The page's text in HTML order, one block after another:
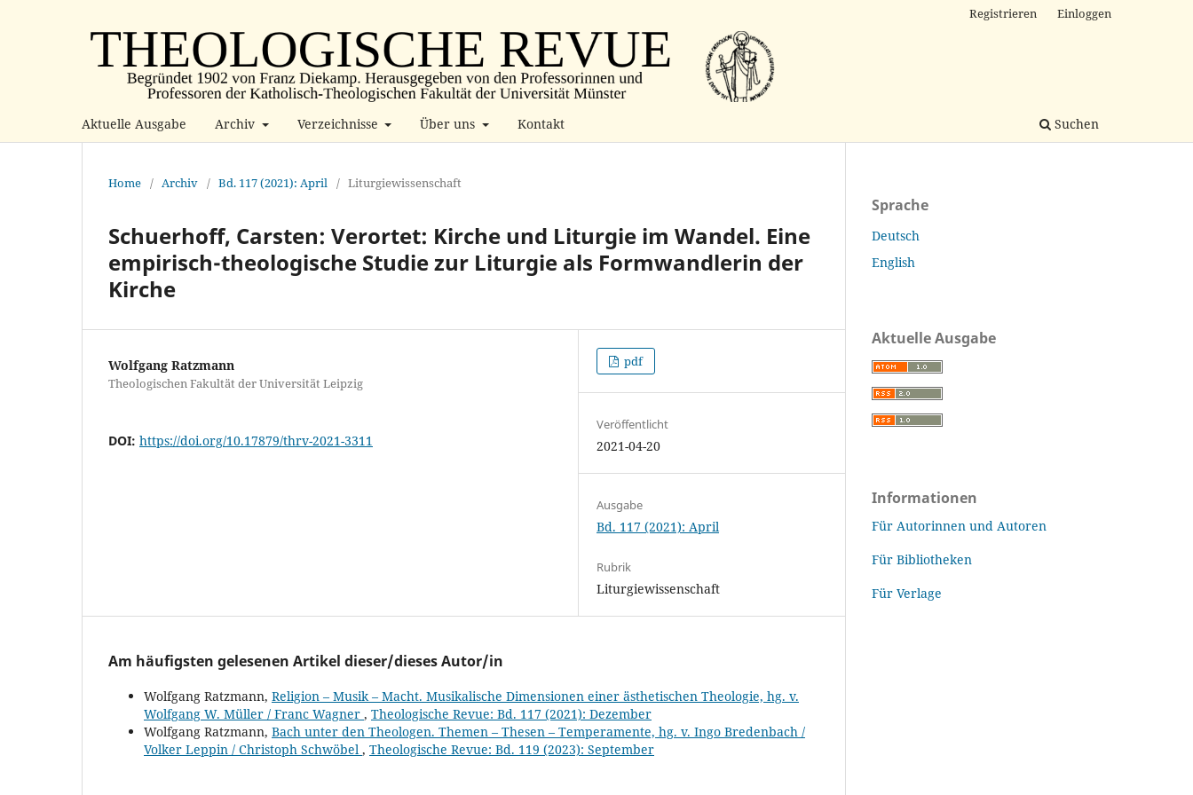
Aktuelle Ausgabe Archiv Verzeichnisse Über uns Kontakt Suchen
Registrieren Einloggen
Home / Archiv / Bd. 117 (2021): April / Liturgiewissenschaft
Schuerhoff, Carsten: Verortet: Kirche und Liturgie im Wandel. Eine
empirisch-theologische Studie zur Liturgie als Formwandlerin der
Kirche
Wolfgang Ratzmann
Theologischen Fakultät der Universität Leipzig
DOI: https://doi.org/10.17879/thrv-2021-3311
pdf
Veröffentlicht
2021-04-20
Ausgabe
Bd. 117 (2021): April
Rubrik
Liturgiewissenschaft
Am häufigsten gelesenen Artikel dieser/dieses Autor/in
Wolfgang Ratzmann, Religion – Musik – Macht. Musikalische Dimensionen einer ästhetischen Theologie, hg. v.
Wolfgang W. Müller / Franc Wagner , Theologische Revue: Bd. 117 (2021): Dezember
Wolfgang Ratzmann, Bach unter den Theologen. Themen – Thesen – Temperamente, hg. v. Ingo Bredenbach /
Volker Leppin / Christoph Schwöbel , Theologische Revue: Bd. 119 (2023): September
Sprache
Deutsch
English
Aktuelle Ausgabe
Informationen
Für Autorinnen und Autoren
Für Bibliotheken
Für Verlage